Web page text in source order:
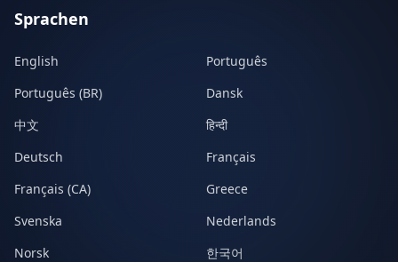
Sprachen
English
Português
Português (BR)
Dansk
中文
हिन्दी
Deutsch
Français
Français (CA)
Greece
Svenska
Nederlands
Norsk
한국어